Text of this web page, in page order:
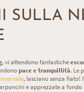
SULLA
, vi attendono fantastiche
pace e tranquillità. Le
invernale, lasciano senza fiato!
e apprezzate a fondo